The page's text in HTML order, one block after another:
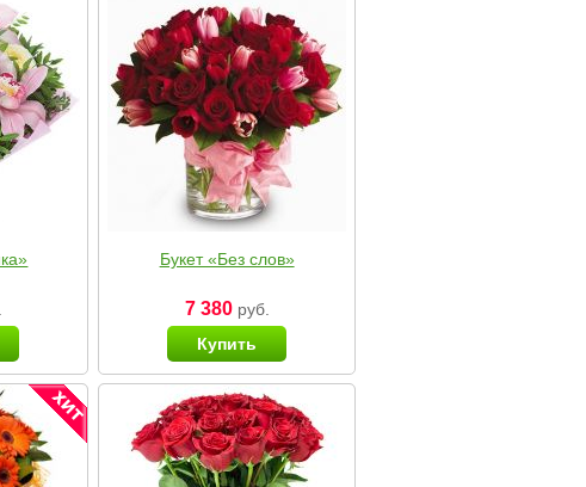
Букет «Без слов»
7 380руб.
Купить